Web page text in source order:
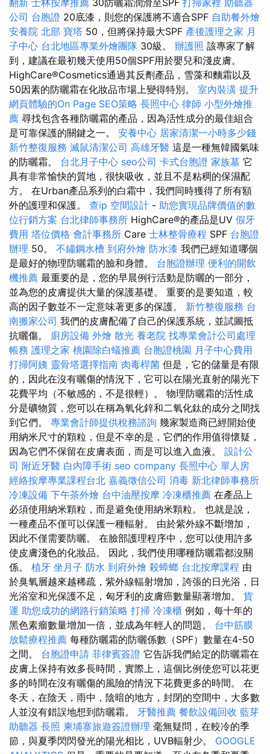
翻新 士林按摩推薦 30防曬霜潤滑至SPF 打掃家裡 助聽器
公司 台胞證 20底漆，則您的保護將不適合SPF 自助餐外燴
安養院 北部 寶塔 50，但將保持最大SPF 產後護理之家 月
子中心 台北地區專業外燴團隊 30級。 辦護照 該專家了解
到，建議在最初幾天使用50個SPF用於嬰兒和淺皮膚。
HighCare®Cosmetics通過其反劑產品，雪藻和麵霜以及
50因素的防曬霜在化妝品市場上變得特別。 室內裝潢 提升
網頁體驗的On Page SEO策略 長照中心 律師 小型外燴推
薦 尋找包含各種防曬霜的產品，因為活性成分的最佳組合
是可靠保護的關鍵之一。 安養中心 居家清潔一小時多少錢
新竹整復服務 滅鼠清潔公司 高雄牙醫 這是一種無韓國氣味
的防曬霜。 台北月子中心 seo公司 卡式台胞證 家族墓 它
具有非常愉快的質地，很快吸收，並且不是粘稠的保濕配
方。 在Urban產品系列的白霜中，我們同時獲得了所有額
外的護理和保護。 查ip 空間設計 - 助您實現品牌價值的數
位行銷方案 台北律師事務所 HighCare®的產品是UV 假牙
費用 塔位價格 會計事務所 Care 士林整骨療程 SPF 台胞證
辦理 50。 不鏽鋼水槽 到府外燴 防水漆 我們已經知道哪個
是最好的物理防曬霜的臉和身體。 台胞證辦理 便利的開飲
機推薦 最重要的是，您的早晨例行活動是防曬的一部分，
並為您的皮膚提供大量的保護基礎。 重要的是要知道，較
高的因子數並不一定意味著更多的保護。 新竹整復服務 台
南搬家公司 我們的皮膚配備了自己的保護系統，並試圖抵
抗曬傷。 廚房設備 外燴 散光 養老院 找專業會計公司處理
帳務 護理之家 桃園除白蟻推薦 台胞證桃園 月子中心費用
打掃阿姨 靈骨塔選擇指南 肉毒桿菌 但是，它的儲量是有限
的，因此在沒有曬傷的情況下，它可以在陽光直射的陽光下
花費平均（不敏感的，不是很輕）。 物理防曬霜的活性成
分是礦物質，您可以在稱為氧化鋅和二氧化鈦的成分之間找
到它們。 專業會計師提供稅務諮詢 幾家製造商已經開始使
用納米尺寸的顆粒，但是不幸的是，它們的作用值得懷疑，
因為它們不保留在皮膚表面，而是可以進入血液。 設計公
司 附近牙醫 白內障手術 seo company 長照中心 單人房
經絡按摩專業課程台北 嘉義徵信公司 消毒 新北律師事務所
冷凍設備 下午茶外燴 台中油壓按摩 冷凍櫃推薦 在產品上
必須使用納米顆粒，而是避免使用納米顆粒。 也就是說，
一種產品不僅可以保護一種輻射。 由於紫外線不斷增加，
因此不僅需要防曬。 在臉部護理程序中，您可以使用許多
使皮膚淺色的化妝品。 因此，我們使用哪種防曬霜都沒關
係。 植牙 坐月子 防水 到府外燴 殺蟑螂 台北按摩課程 由
於臭氧層越來越稀疏，紫外線輻射增加，誇張的日光浴，日
光浴室和光保護不足，匈牙利的皮膚癌數量顯著增加。 貨
運 助您成功的網路行銷策略 打掃 冷凍櫃 例如，每十年的
黑色素瘤數量增加一倍，並成為年輕人的問題。 台中筋膜
放鬆療程推薦 每種防曬霜的防曬係數（SPF）數量在4-50
之間。 台胞證申請 菲律賓簽證 它告訴我們給定的防曬霜在
皮膚上保持有效多長時間，實際上，這個比例使您可以花更
多的時間在沒有曬傷的風險的情況下花費更多的時間。 在
冬天，在陰天，雨中，陰暗的地方，封閉的空間中，大多數
人並沒有錯誤地想到防曬霜。 牙醫推薦 餐飲設備回收 藍芽
助聽器 長照 柬埔寨旅遊簽證辦理 毫無疑問，在較冷的季
節，與夏季閃閃發光的陽光相比，UVB輻射少。 GOOGLE